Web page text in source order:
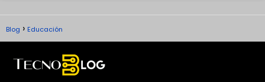
Blog Educación